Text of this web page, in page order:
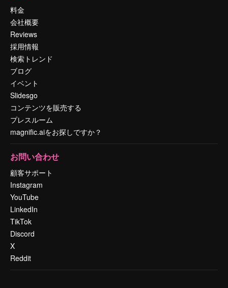
料金
会社概要
Reviews
採用情報
検索トレンド
ブログ
イベント
Slidesgo
コンテンツを販売する
プレスルーム
magnific.aiをお探しですか？
お問い合わせ
顧客サポート
Instagram
YouTube
LinkedIn
TikTok
Discord
X
Reddit